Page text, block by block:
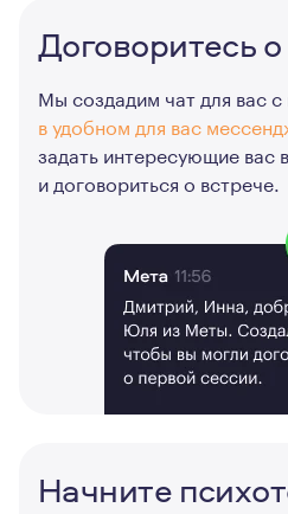
Договоритесь
Мы создадим чат для вас
в удобном для вас
задать интересующие вас
и договориться о встрече.
Начните